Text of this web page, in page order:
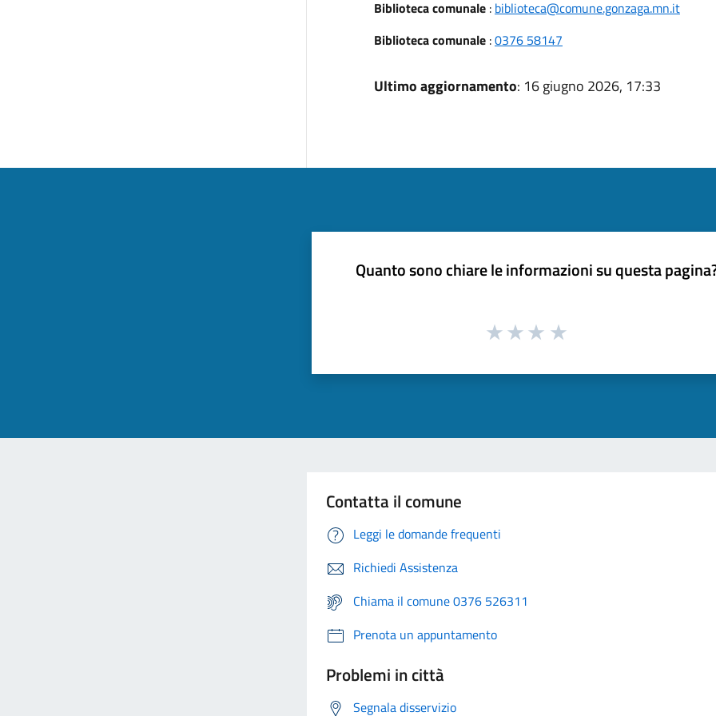
Biblioteca comunale: biblioteca@comune.gonzaga.mn.it
Biblioteca comunale:0376 58147
Ultimo aggiornamento: 16 giugno 2026, 17:33
Quanto sono chiare le informazioni su questa
Contatta il comune
Leggi le domande frequenti
Richiedi Assistenza
Chiama il comune 0376 526311
Prenota un appuntamento
Problemi in città
Segnala disservizio